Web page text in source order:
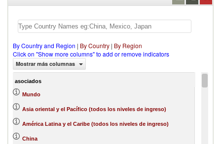
By Country and Region | By Country | By Region
Click on "Show more columns" to add or remove indicators
Mostrar más columnas
asociados
Mundo
Asia oriental y el Pacífico (todos los niveles de ingreso)
América Latina y el Caribe (todos los niveles de ingreso)
China